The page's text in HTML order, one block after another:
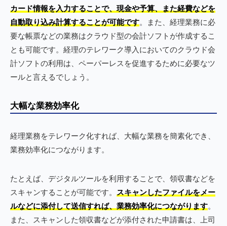
カード情報を入力することで、現金や予算、また経費などを
自動取り込み計算することが可能です。また、経理業務に必
要な帳票などの業務はクラウド型の会計ソフトが作成するこ
とも可能です。経理のテレワーク導入においてのクラウド会
計ソフトの利用は、ペーパーレスを促進するために必要なツ
ールと言えるでしょう。
大幅な業務効率化
経理業務をテレワーク化すれば、大幅な業務を簡素化でき、
業務効率化につながります。
たとえば、デジタルツールを利用することで、領収書などを
スキャンすることが可能です。
スキャンしたファイルをメー
ルなどに添付して送信すれば、業務効率化につながります。
また、スキャンした領収書などが添付された申請書は、上司